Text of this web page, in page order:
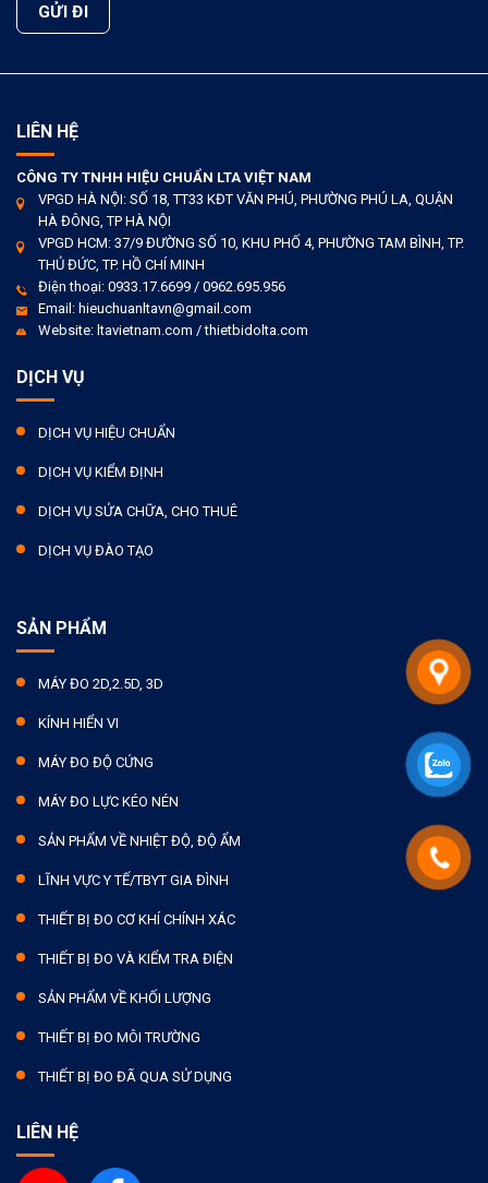
LIÊN HỆ
CÔNG TY TNHH HIỆU CHUẨN LTA VIỆT NAM
VPGD HÀ NỘI: SỐ 18, TT33 KĐT VĂN PHÚ, PHƯỜNG PHÚ LA, QUẬN
HÀ ĐÔNG, TP HÀ NỘI
VPGD HCM: 37/9 ĐƯỜNG SỐ 10, KHU PHỐ 4, PHƯỜNG TAM BÌNH, TP.
THỦ ĐỨC, TP. HỒ CHÍ MINH
Điện thoại: 0933.17.6699 / 0962.695.956
Email: hieuchuanltavn@gmail.com
Website: ltavietnam.com / thietbidolta.com
DỊCH VỤ
DỊCH VỤ HIỆU CHUẨN
DỊCH VỤ KIỂM ĐỊNH
DỊCH VỤ SỬA CHỮA, CHO THUÊ
DỊCH VỤ ĐÀO TẠO
SẢN PHẨM
MÁY ĐO 2D,2.5D, 3D
KÍNH HIỂN VI
MÁY ĐO ĐỘ CỨNG
MÁY ĐO LỰC KÉO NÉN
SẢN PHẨM VỀ NHIỆT ĐỘ, ĐỘ ẨM
LĨNH VỰC Y TẾ/TBYT GIA ĐÌNH
THIẾT BỊ ĐO CƠ KHÍ CHÍNH XÁC
THIẾT BỊ ĐO VÀ KIỂM TRA ĐIỆN
SẢN PHẨM VỀ KHỐI LƯỢNG
THIẾT BỊ ĐO MÔI TRƯỜNG
THIẾT BỊ ĐO ĐÃ QUA SỬ DỤNG
LIÊN HỆ